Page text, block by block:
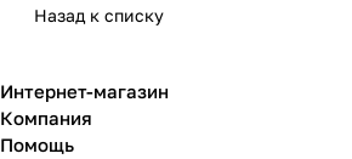
Назад к списку
Интернет-магазин
Компания
Помощь